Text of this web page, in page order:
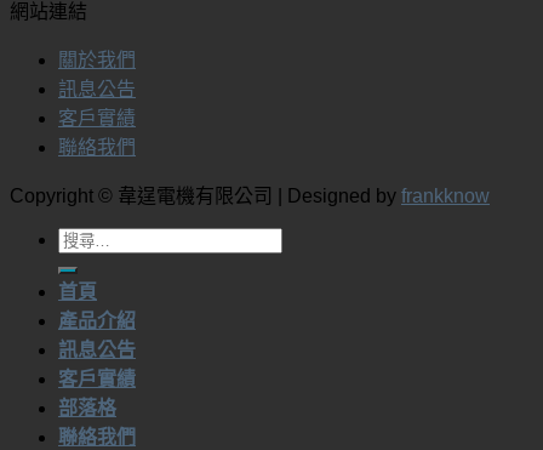
網站連結
關於我們
訊息公告
客戶實績
聯絡我們
Copyright © 韋逞電機有限公司 | Designed by frankknow
搜
尋
關
鍵
字:
首頁
產品介紹
訊息公告
客戶實績
部落格
聯絡我們